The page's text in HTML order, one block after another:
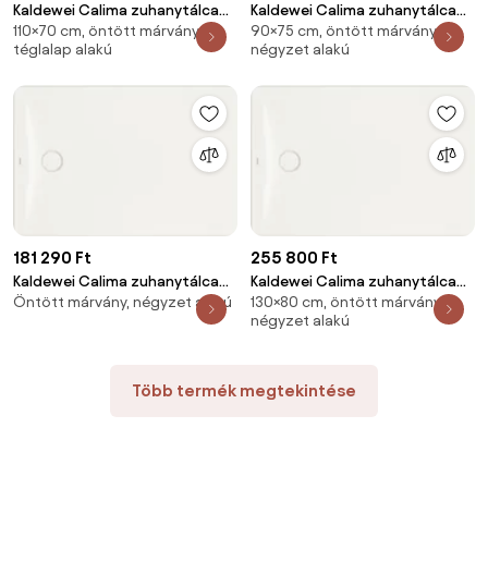
Kaldewei Calima zuhanytálca
négyszögletes 110x70 cm
solidlite alpesi fehér 321711111001
110×70 cm, öntött márvány,
téglalap alakú
Kaldewei Calima zuhanytálca
négyszögletes 90x75 cm
solidlite alpesi fehér
90×75 cm, öntött márvány,
négyzet alakú
181 290 Ft
Kaldewei Calima zuhanytálca
négyszögletes 90x70 cm
Öntött márvány, négyzet alakú
255 800 Ft
Kaldewei Calima zuhanytálca
négyszögletes 130x80 cm
solidlite alpesi fehér
130×80 cm, öntött márvány,
négyzet alakú
Több termék megtekintése